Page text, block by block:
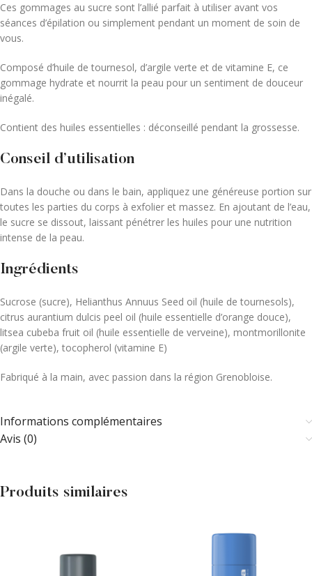
Ces gommages au sucre sont l’allié parfait à utiliser avant vos
séances d’épilation ou simplement pendant un moment de soin de
vous.
Composé d’huile de tournesol, d’argile verte et de vitamine E, ce
gommage hydrate et nourrit la peau pour un sentiment de douceur
inégalé.
Contient des huiles essentielles : déconseillé pendant la grossesse.
Conseil d’utilisation
Dans la douche ou dans le bain, appliquez une généreuse portion sur
toutes les parties du corps à exfolier et massez. En ajoutant de l’eau,
le sucre se dissout, laissant pénétrer les huiles pour une nutrition
intense de la peau.
Ingrédients
Sucrose (sucre), Helianthus Annuus Seed oil (huile de tournesols),
citrus aurantium dulcis peel oil (huile essentielle d’orange douce),
litsea cubeba fruit oil (huile essentielle de verveine), montmorillonite
(argile verte), tocopherol (vitamine E)
Fabriqué à la main, avec passion dans la région Grenobloise.
Informations complémentaires
Avis (0)
Produits similaires